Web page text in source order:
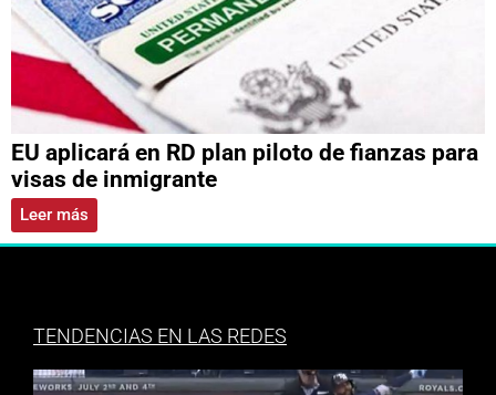
EU aplicará en RD plan piloto de fianzas para
visas de inmigrante
Leer más
TENDENCIAS EN LAS REDES